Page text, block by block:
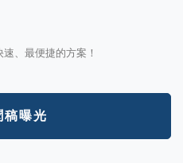
、最便捷的方案！
稿曝光